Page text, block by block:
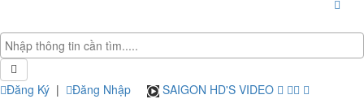
Đăng Ký | Đăng Nhập SAIGON HD'S VIDEO